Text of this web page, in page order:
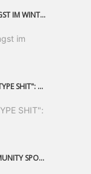
WENN ANDERE BIKEPARKS LÄNGST IM WINTERSCHLAF SIND, IST MAN IN SAALFELDEN LEOGANG IMMER NOCH AM MOUNTAINBIKEN. IST DER HERBST DIE SCHÖNSTE ZEIT DES JAHRES? AUF DEN TRAILS RUND UM SAALFELDEN LEOGANG UND IM EPIC BIKEPARK LEOGANG IST ER DAS AUF JEDEN FALL – UND DIE GEFÜHLT DIE LÄNGSTE NOCH DAZU. NOCH BIS MINDESTENS 8. NOVEMBER STEHT DAS PINZGAUER MOUNTAINBIKE-PARADIES ALLEN RIDERN OFFEN, DIE EINFACH NICHT GENUG KRIEGEN KÖNNEN. DABEI HÄLT DIE GOLDENE JAHRESZEIT IN SAALFELDEN LEOGANG WEIT MEHR ALS LINES, TRAILS UND HERBSTPANORAMEN BEREIT: MIT DEM BIKE FESTIVAL, VERSCHIEDENEN LADIES SHRED EVENTS UND EINEM DIE GESAMTE SAISON ANDAUERNDEN PHOTO CONTEST ZUM 25-JÄHRIGEN BIKEPARK-JUBILÄUM GIBT ES RUND UM ÖSTERREICHS ÄLTESTEN BIKEPARK EINIGES ZU ERLEBEN.
im
ERIK FEDKO VERÖFFENTLICHT „TYPE SHIT": EINEN 23-MINÜTIGEN MOUNTAINBIKE-FILM, ÜBER DREI JAHRE RUND UM DIE WELT GEDREHT. ZEITGLEICH LAUNCHT ER DIE GLEICHNAMIGE KOLLEKTION SEINER BRAND TYPE. EIN SEGMENT DES FILMS ERSCHEINT SEPARAT AUF RED BULL BIKE.
SHIT":
MOUNTAINBIKEN IST EIN COMMUNITY SPORT UND DAS BEWEIST SICH IN DER BIKE REPUBLIC SÖLDEN GERADE EINDRUCKSVOLL AUF ALLEN LEVELN. FREERIDE PROFI, SHAPERIN UND FRISCH GEWÄHLTE SWATCH NINES MVP VERO SANDLER IST BEGEISTERT VON DER VIELFALT DER BIKE DESTINATION, DER NEUEN JUMPLINE UND PLÄDIERT FÜR MUT BEI (FRAUEN) COMMUNITIES. VERO UND IHR VERLOBTER SAM HODGES VERBRINGEN MEHRERE MONATE IN DER BIKE REPUBLIC UND LASSEN UNS DARAN TEILHABEN. UM COMMUNITY GEHT ES AUCH BEI DER PARTNERSCHAFT ZWISCHEN SÖLDEN UND DEM NEUEN RIDERS PARK DONOVALY IN DER SLOWAKEI: DER DORTIGE TOURISMUSDIREKTOR JIRI PEC IST ÜBERZEUGT: VON MEHR BIKEPARKS PROFITIERT DIE GANZE MTB-SZENE – UND MIT DOMINIK LINSER, GESCHÄFTSFÜHRER DER BRS, HAT ER DAMIT DEN PERFEKTEN PARTNER GEFUNDEN.